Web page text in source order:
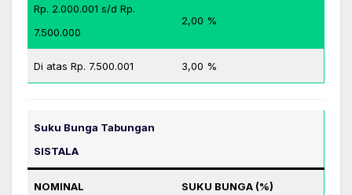
Rp. 2.000.001 s/d Rp.
7.500.000
2,00 %
Di atas Rp. 7.500.001 3,00 %
Suku Bunga Tabungan
SISTALA
NOMINAL SUKU BUNGA (%)